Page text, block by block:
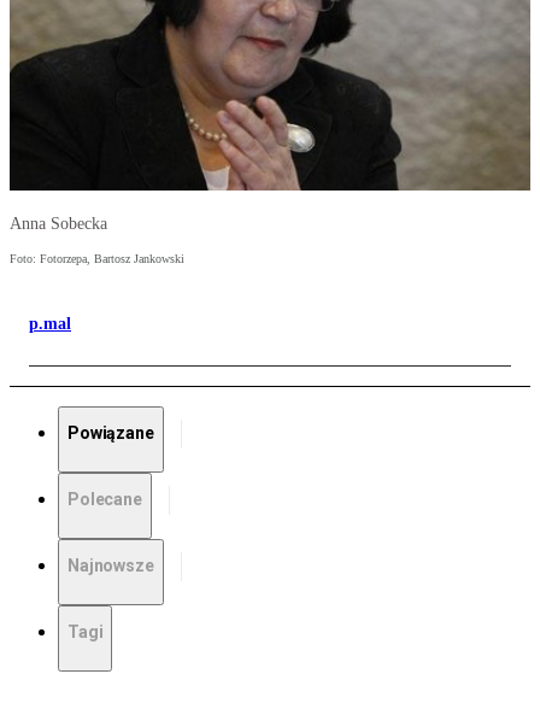
Anna Sobecka
Foto: Fotorzepa, Bartosz Jankowski
p.mal
Powiązane
Polecane
Najnowsze
Tagi